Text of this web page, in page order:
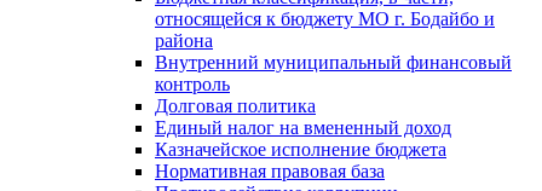
относящейся к бюджету МО г. Бодайбо и
района
Внутренний муниципальный финансовый
контроль
Долговая политика
Единый налог на вмененный доход
Казначейское исполнение бюджета
Нормативная правовая база